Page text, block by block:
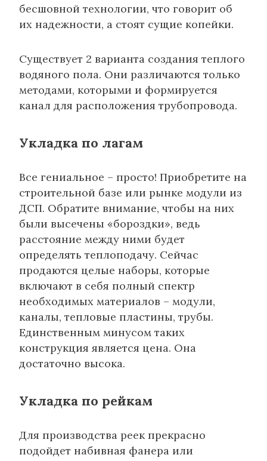
бесшовной технологии, что говорит об
их надежности, а стоят сущие копейки.
Существует 2 варианта создания теплого
водяного пола. Они различаются только
методами, которыми и формируется
канал для расположения трубопровода.
Укладка по лагам
Все гениальное – просто! Приобретите на
строительной базе или рынке модули из
ДСП. Обратите внимание, чтобы на них
были высечены «бороздки», ведь
расстояние между ними будет
определять теплоподачу. Сейчас
продаются целые наборы, которые
включают в себя полный спектр
необходимых материалов – модули,
каналы, тепловые пластины, трубы.
Единственным минусом таких
конструкция является цена. Она
достаточно высока.
Укладка по рейкам
Для производства реек прекрасно
подойдет набивная фанера или